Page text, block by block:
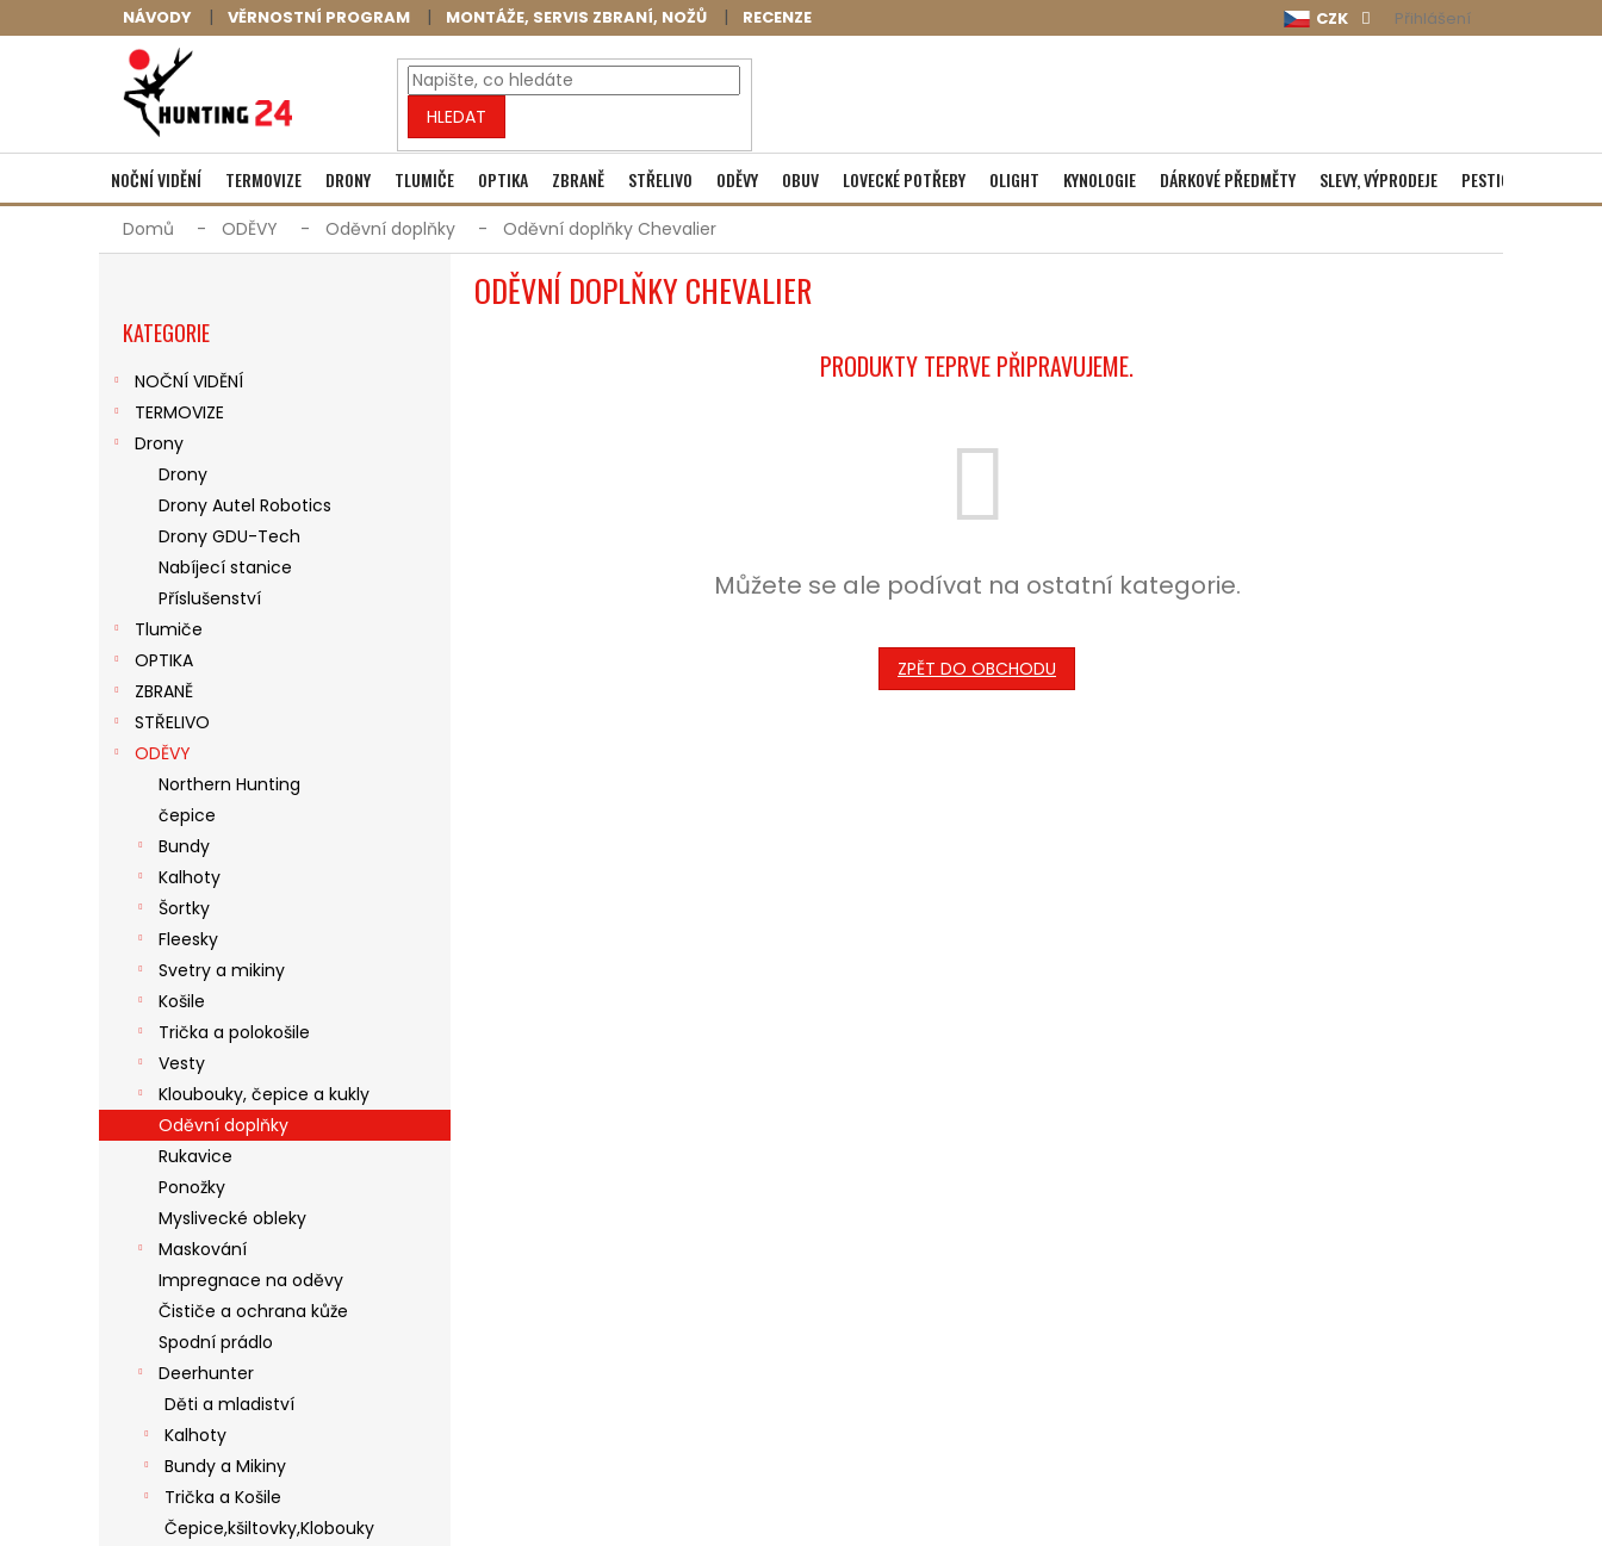
na
NÁVODY VĚRNOSTNÍ PROGRAM MONTÁŽE, SERVIS ZBRANÍ, NOŽŮ RECENZE CZK Přihlášení
HLEDAT
NÁKUPNÍ
KOŠÍK
Prázdný košík
NOČNÍ VIDĚNÍ TERMOVIZE DRONY TLUMIČE OPTIKA ZBRANĚ STŘELIVO ODĚVY OBUV LOVECKÉ POTŘEBY OLIGHT KYNOLOGIE DÁRKOVÉ PŘEDMĚTY SLEVY, VÝPRODEJE PESTICIDY
Domů ODĚVY Oděvní doplňky Oděvní doplňky Chevalier
P
kategorie
KATEGORIE
NOČNÍ VIDĚNÍ
TERMOVIZE
Drony
Drony
Drony Autel Robotics
Drony GDU-Tech
Nabíjecí stanice
Příslušenství
Tlumiče
OPTIKA
ZBRANĚ
STŘELIVO
ODĚVY
Northern Hunting
čepice
Bundy
Kalhoty
Šortky
Fleesky
Svetry a mikiny
Košile
Trička a polokošile
Vesty
Kloubouky, čepice a kukly
Oděvní doplňky
Rukavice
Ponožky
Myslivecké obleky
Maskování
Impregnace na oděvy
Čističe a ochrana kůže
Spodní prádlo
Deerhunter
Děti a mladiství
Kalhoty
Bundy a Mikiny
Trička a Košile
Čepice,kšiltovky,Klobouky
ODĚVNÍ DOPLŇKY CHEVALIER
PRODUKTY TEPRVE PŘIPRAVUJEME.
Můžete se ale podívat na ostatní kategorie.
ZPĚT DO OBCHODU